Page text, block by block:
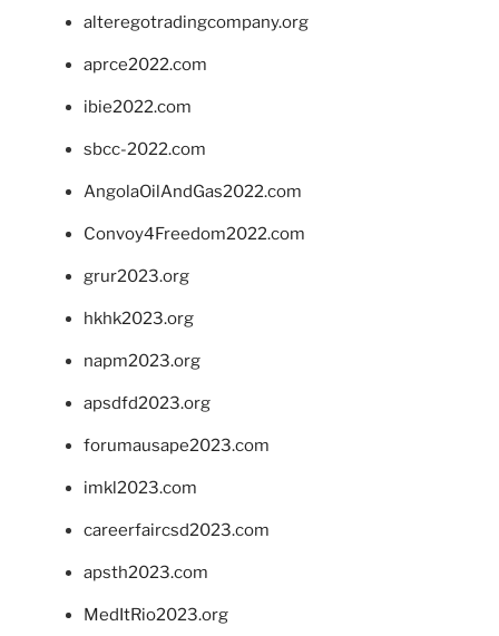
alteregotradingcompany.org
aprce2022.com
ibie2022.com
sbcc-2022.com
AngolaOilAndGas2022.com
Convoy4Freedom2022.com
grur2023.org
hkhk2023.org
napm2023.org
apsdfd2023.org
forumausape2023.com
imkl2023.com
careerfaircsd2023.com
apsth2023.com
MedItRio2023.org